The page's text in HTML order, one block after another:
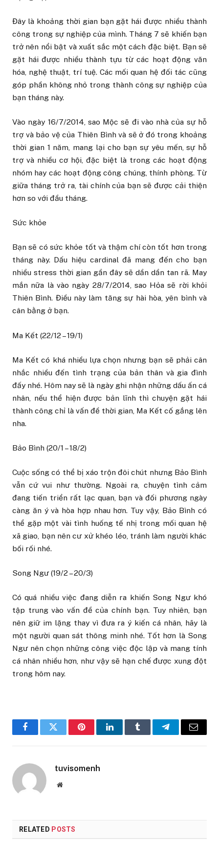
Đây là khoảng thời gian bạn gặt hái được nhiều thành
công trong sự nghiệp của mình. Tháng 7 sẽ khiến bạn
trở nên nổi bật và xuất sắc một cách đặc biệt. Bạn sẽ
gặt hái được nhiều thành tựu từ các hoạt động văn
hóa, nghệ thuật, trí tuệ. Các mối quan hệ đối tác cũng
góp phần không nhỏ trong thành công sự nghiệp của
bạn tháng này.
Vào ngày 16/7/2014, sao Mộc sẽ đi vào nhà của sự hỗ
trợ và bảo vệ của Thiên Bình và sẽ ở đó trong khoảng
thời gian 1 năm, mang lại cho bạn sự yêu mến, sự hỗ
trợ và nhiều cơ hội, đặc biệt là trong các hoạt động
nhóm hay các hoạt động công chúng, thính phòng. Từ
giữa tháng trở ra, tài chính của bạn sẽ được cải thiện
hơn so với đầu tháng.
Sức khỏe
Bạn sẽ có sức khỏe tốt và thậm chí còn tốt hơn trong
tháng này. Dấu hiệu cardinal đã mang đến cho bạn
nhiều stress thời gian gần đây sẽ dần dần tan rã. May
mắn nữa là vào ngày 28/7/2014, sao Hỏa sẽ rời khỏi
Thiên Bình. Điều này làm tăng sự hài hòa, yên bình và
cân bằng ở bạn.
Ma Kết (22/12 – 19/1)
Ma Kết có khá nhiều lựa chọn nhưng bạn sẽ phải cân
nhắc nhiều đến tình trạng của bản thân và gia đình
đấy nhé. Hôm nay sẽ là ngày ghi nhận những dấu ấn cá
nhân, nếu thể hiện được bản lĩnh thì chuyện gặt hái
thành công chỉ là vấn đề thời gian, Ma Kết cố gắng lên
nha.
Bảo Bình (20/1 – 18/2)
Cuộc sống có thể bị xáo trộn đôi chút nhưng Bảo Bình
vẫn cứ vui như thường. Ngoài ra, chuyện tình cảm
đang tiến triển rất lạc quan, bạn và đối phương ngày
càng ăn ý và hòa hợp nhau hơn. Tuy vậy, Bảo Bình có
thể gặp một vài tình huống tế nhị trong mối quan hệ
xã giao, bạn nên cư xử khéo léo, tránh làm người khác
bối rối nhé.
Song Ngư (19/2 – 20/3)
Có quá nhiều việc đang diễn ra khiến Song Ngư khó
tập trung vào vấn đề của chính bạn. Tuy nhiên, bạn
nên giữ im lặng thay vì đưa ra ý kiến cá nhân, hãy là
một người quan sát thông minh nhé. Tốt hơn là Song
Ngư nên chọn những công việc độc lập và mang tính
cá nhân nhiều hơn, như vậy sẽ hạn chế được xung đột
trong hôm nay.
FacebookTwitter PinterestLinkedInTumblr TelegramEmail
tuvisomenh
Website
RELATED POSTS